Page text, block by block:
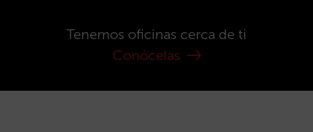
Tenemos oficinas cerca de ti
Conócelas